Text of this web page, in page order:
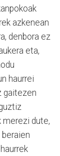
azkenean
denbora ez
eta,
haurrei
gaitezen
merezi dute,